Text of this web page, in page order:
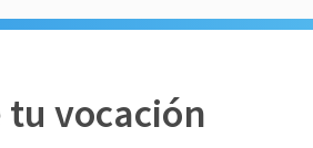
vocación